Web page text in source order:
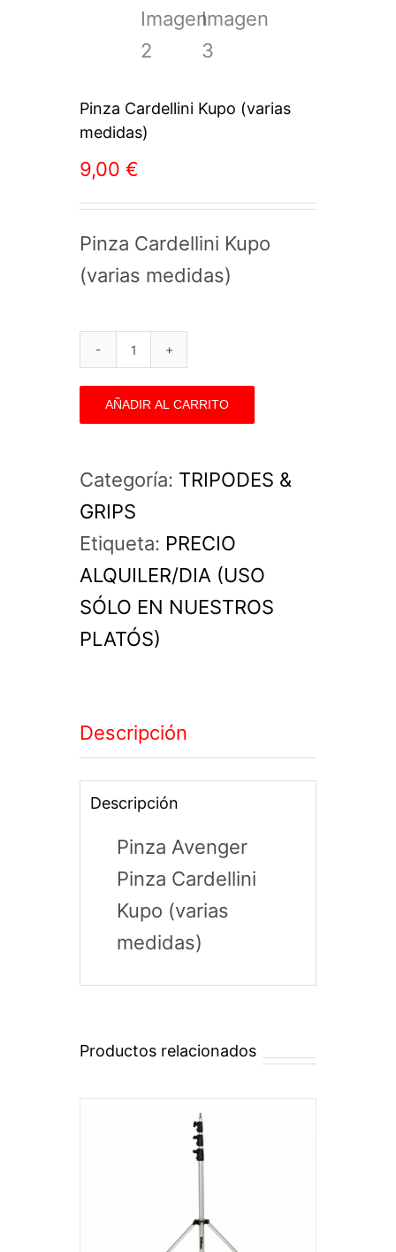
Pinza Cardellini Kupo (varias
medidas)
9,00 €
Pinza Cardellini Kupo
(varias medidas)
Pinza
Cardellini
Kupo
medidas)
cantidad
AÑADIR AL CARRITO
Categoría: TRIPODES &
GRIPS
Etiqueta: PRECIO
ALQUILER/DIA (USO
SÓLO EN NUESTROS
PLATÓS)
Descripción
Descripción
Pinza Avenger
Pinza Cardellini
Kupo (varias
medidas)
Productos relacionados